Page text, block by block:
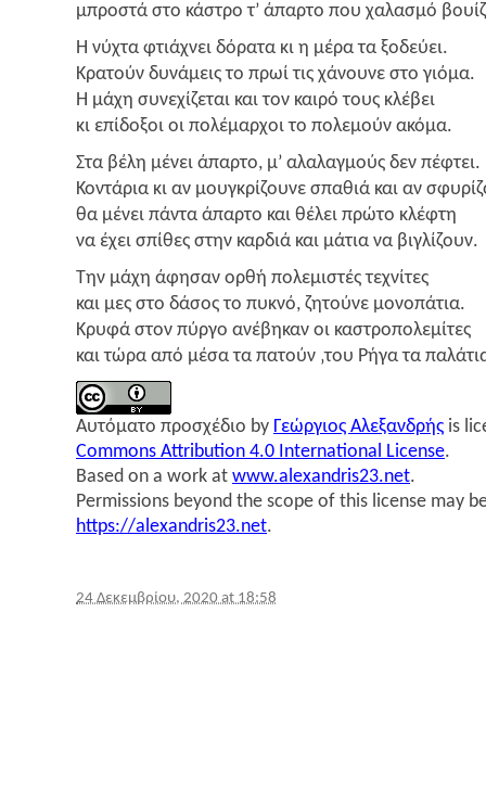
μπρο­στά στο κάστρο τ’ άπαρ­το που χαλα­σμό
Η νύχτα φτιά­χνει δόρα­τα κι η μέρα τα ξοδεύ­ει.
Κρα­τούν δυνά­μεις το πρωί τις χάνου­νε στο γιό­μα.
Η μάχη συνε­χί­ζε­ται και τον και­ρό τους κλέ­βει
κι επί­δο­ξοι οι πολέ­μαρ­χοι το πολε­μούν ακόμα.
Στα βέλη μένει άπαρ­το, μ’ αλα­λαγ­μούς δεν πέφτει.
Κοντά­ρια κι αν μου­γκρί­ζου­νε σπα­θιά και αν
θα μένει πάντα άπαρ­το και θέλει πρώ­το κλέ­φτη
να έχει σπί­θες στην καρ­διά και μάτια να βιγλίζουν.
Την μάχη άφη­σαν ορθή πολε­μι­στές τεχνί­τες
και μες στο δάσος το πυκνό, ζητού­νε μονο­πά­τια.
Κρυ­φά στον πύρ­γο ανέ­βη­καν οι καστρο­πο­λε­μί­τες
και τώρα από μέσα τα πατούν ‚του Ρήγα τα
Αυτό­μα­το προ­σχέ­διο by Γεώρ­γιος Αλε­ξαν­δρής is
Commons Attribution 4.0 International License.
Based on a work at www.alexandris23.net.
Permissions beyond the scope of this license may
https://alexandris23.net.
24 Δεκεμβρίου, 2020 at 18:58